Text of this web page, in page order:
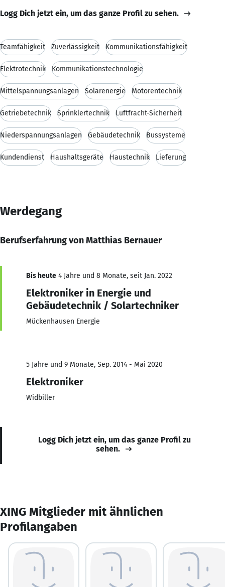
Logg Dich jetzt ein, um das ganze Profil zu sehen.
Teamfähigkeit Zuverlässigkeit Kommunikationsfähigkeit
Elektrotechnik Kommunikationstechnologie
Mittelspannungsanlagen Solarenergie Motorentechnik
Getriebetechnik Sprinklertechnik Luftfracht-Sicherheit
Niederspannungsanlagen Gebäudetechnik Bussysteme
Kundendienst Haushaltsgeräte Haustechnik Lieferung
Werdegang
Berufserfahrung von Matthias Bernauer
Bis heute 4 Jahre und 8 Monate, seit Jan. 2022
Elektroniker in Energie und
Gebäudetechnik / Solartechniker
Mückenhausen Energie
5 Jahre und 9 Monate, Sep. 2014 - Mai 2020
Elektroniker
Widbiller
Logg Dich jetzt ein, um das ganze Profil zu
sehen.
XING Mitglieder mit ähnlichen
Profilangaben